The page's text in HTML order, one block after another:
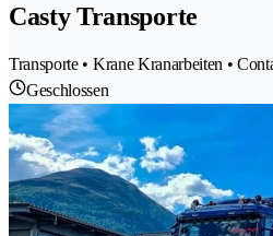
Casty Transporte
Transporte • Krane Kranarbeiten •
Geschlossen